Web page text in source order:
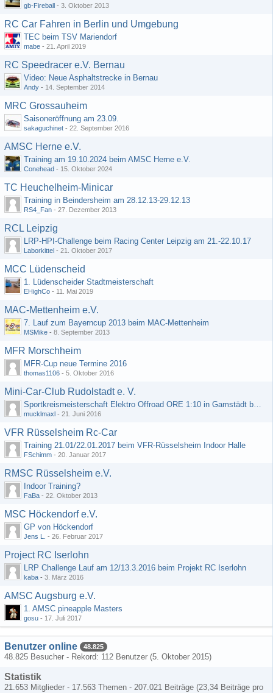
gb-Fireball - 3. Oktober 2013
RC Car Fahren in Berlin und Umgebung
TEC beim TSV Mariendorf
mabe - 21. April 2019
RC Speedracer e.V. Bernau
Video: Neue Asphaltstrecke in Bernau
Andy - 14. September 2014
MRC Grossauheim
Saisoneröffnung am 23.09.
sakaguchinet - 22. September 2016
AMSC Herne e.V.
Training am 19.10.2024 beim AMSC Herne e.V.
Conehead - 15. Oktober 2024
TC Heuchelheim-Minicar
Training in Beindersheim am 28.12.13-29.12.13
RS4_Fan - 27. Dezember 2013
RCL Leipzig
LRP-HPI-Challenge beim Racing Center Leipzig am 21.-22.10.17
Laborkittel - 21. Oktober 2017
MCC Lüdenscheid
1. Lüdenscheider Stadtmeisterschaft
EHighCo - 11. Mai 2019
MAC-Mettenheim e.V.
7. Lauf zum Bayerncup 2013 beim MAC-Mettenheim
MSMike - 8. September 2013
MFR Morschheim
MFR-Cup neue Termine 2016
thomas1106 - 5. Oktober 2016
Mini-Car-Club Rudolstadt e. V.
Sportkreismeisterschaft Elektro Offroad ORE 1:10 in Gamstädt bei Erfurt, Outdoor mit Indoor Ausweichmöglichkeit!!!
mucklmaxl - 21. Juni 2016
VFR Rüsselsheim Rc-Car
Training 21.01/22.01.2017 beim VFR-Rüsselsheim Indoor Halle
FSchimm - 20. Januar 2017
RMSC Rüsselsheim e.V.
Indoor Training?
FaBa - 22. Oktober 2013
MSC Höckendorf e.V.
GP von Höckendorf
Jens L. - 26. Februar 2017
Project RC Iserlohn
LRP Challenge Lauf am 12/13.3.2016 beim Projekt RC Iserlohn
kaba - 3. März 2016
AMSC Augsburg e.V.
1. AMSC pineapple Masters
gosu - 17. Juli 2017
Benutzer online 48.825
48.825 Besucher - Rekord: 112 Benutzer (5. Oktober 2015)
Statistik
21.653 Mitglieder - 17.563 Themen - 207.021 Beiträge (23,34 Beiträge pro